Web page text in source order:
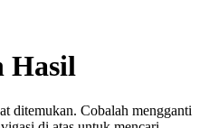
Hasil
ditemukan. Cobalah mengganti